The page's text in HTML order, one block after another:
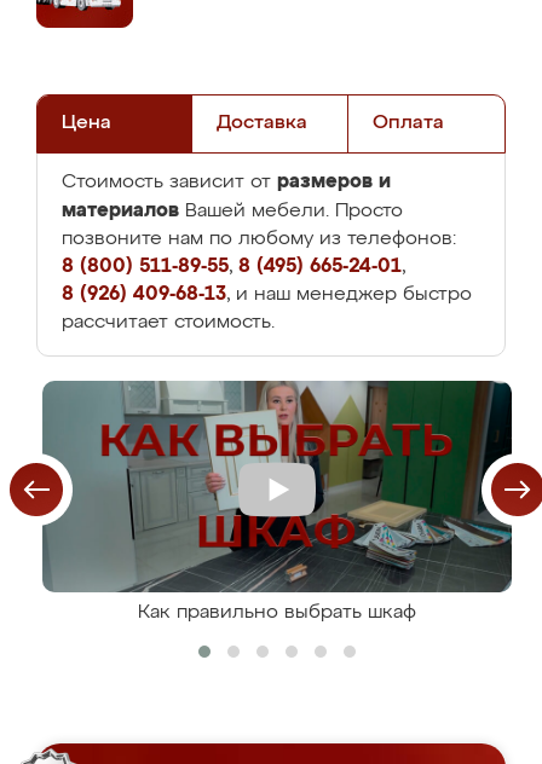
Цена Доставка Оплата
Стоимость зависит от размеров и
материалов Вашей мебели. Просто
позвоните нам по любому из телефонов:
8 (800) 511-89-55, 8 (495) 665-24-01,
8 (926) 409-68-13, и наш менеджер быстро
рассчитает стоимость.
Как правильно выбрать шкаф